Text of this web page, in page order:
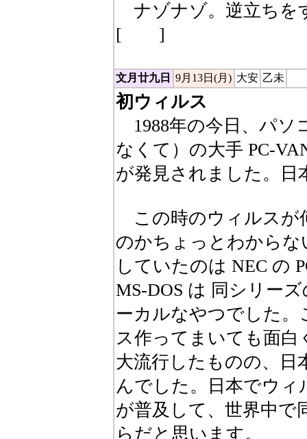
ナゾナゾ。逆立ちを
[
]
文月廿九日 9月13日(月) 大安 乙未
初ウィルス
1988年の今日、パソ
なくて）の大手 PC-
が発見されました。日
この時のウィルスが
のかちょっとわから
していたのは NEC の
MS-DOS は 同シリー
ーカルなやつでした
ス作ってまいても面白
大流行したものの、
んでした。日本でウィ
が普及して、世界中で
らだと思います。